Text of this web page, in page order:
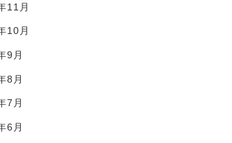
11月
10月
9月
8月
7月
6月